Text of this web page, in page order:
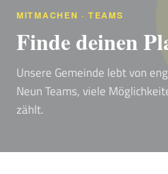
MITMACHEN · TEAMS
Finde deinen
Unsere Gemeinde lebt von
Neun Teams, viele
zählt.